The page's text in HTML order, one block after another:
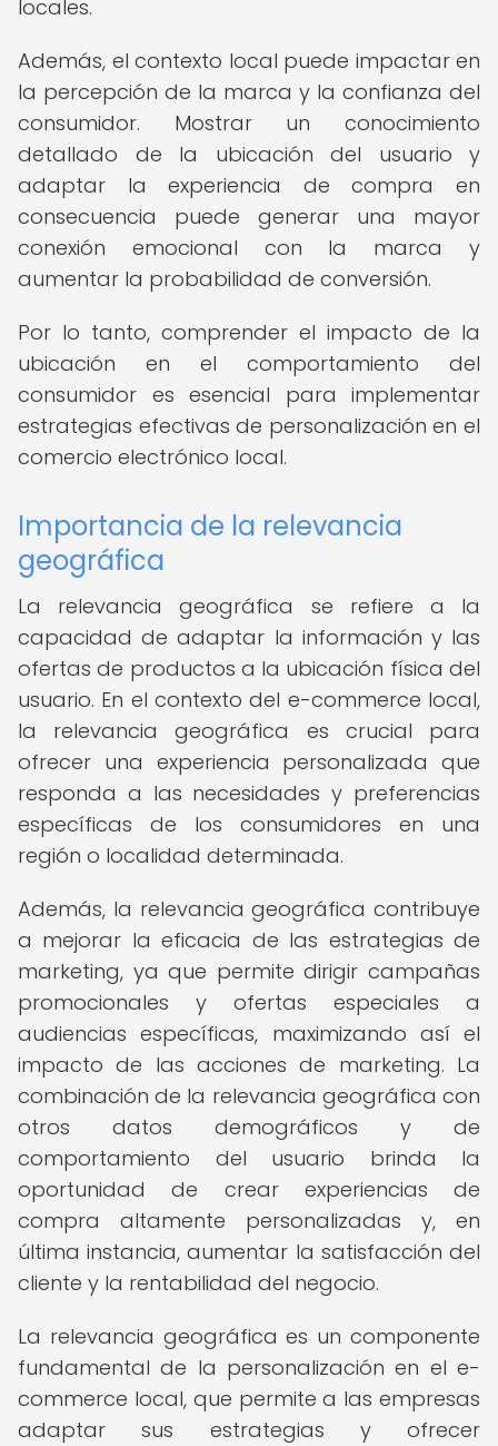
locales.
Además, el contexto local puede impactar en
la percepción de la marca y la confianza del
consumidor. Mostrar un conocimiento
detallado de la ubicación del usuario y
adaptar la experiencia de compra en
consecuencia puede generar una mayor
conexión emocional con la marca y
aumentar la probabilidad de conversión.
Por lo tanto, comprender el impacto de la
ubicación en el comportamiento del
consumidor es esencial para implementar
estrategias efectivas de personalización en el
comercio electrónico local.
Importancia de la relevancia
geográfica
La relevancia geográfica se refiere a la
capacidad de adaptar la información y las
ofertas de productos a la ubicación física del
usuario. En el contexto del e-commerce local,
la relevancia geográfica es crucial para
ofrecer una experiencia personalizada que
responda a las necesidades y preferencias
específicas de los consumidores en una
región o localidad determinada.
Además, la relevancia geográfica contribuye
a mejorar la eficacia de las estrategias de
marketing, ya que permite dirigir campañas
promocionales y ofertas especiales a
audiencias específicas, maximizando así el
impacto de las acciones de marketing. La
combinación de la relevancia geográfica con
otros datos demográficos y de
comportamiento del usuario brinda la
oportunidad de crear experiencias de
compra altamente personalizadas y, en
última instancia, aumentar la satisfacción del
cliente y la rentabilidad del negocio.
La relevancia geográfica es un componente
fundamental de la personalización en el e-
commerce local, que permite a las empresas
adaptar sus estrategias y ofrecer